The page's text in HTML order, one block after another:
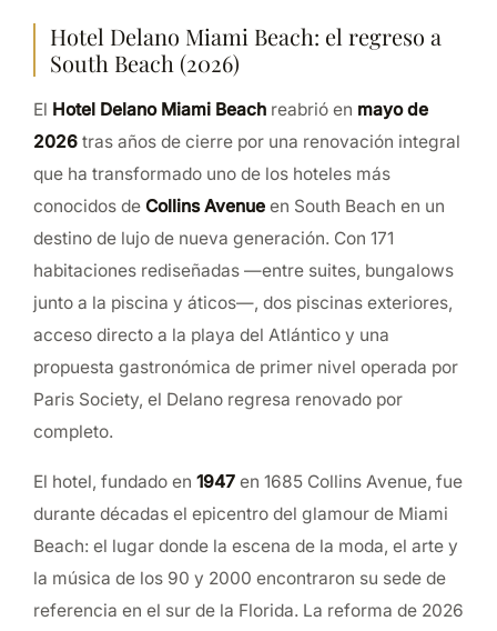
Hotel Delano Miami Beach: el regreso a
South Beach (2026)
El Hotel Delano Miami Beachreabrió en mayo de
2026tras años de cierre por una renovación integral
que ha transformado uno de los hoteles más
conocidos de Collins Avenueen South Beach en un
destino de lujo de nueva generación. Con 171
habitaciones rediseñadas —entre suites, bungalows
junto a la piscina y áticos—, dos piscinas exteriores,
acceso directo a la playa del Atlántico y una
propuesta gastronómica de primer nivel operada por
Paris Society, el Delano regresa renovado por
completo.
El hotel, fundado en 1947en 1685 Collins Avenue, fue
durante décadas el epicentro del glamour de Miami
Beach: el lugar donde la escena de la moda, el arte y
la música de los 90 y 2000 encontraron su sede de
referencia en el sur de la Florida. La reforma de 2026